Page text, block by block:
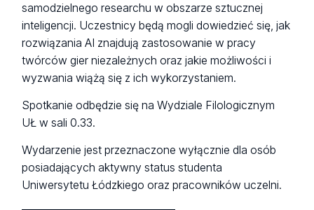
samodzielnego researchu w obszarze sztucznej
inteligencji. Uczestnicy będą mogli dowiedzieć się, jak
rozwiązania AI znajdują zastosowanie w pracy
twórców gier niezależnych oraz jakie możliwości i
wyzwania wiążą się z ich wykorzystaniem.
Spotkanie odbędzie się na Wydziale Filologicznym
UŁ w sali 0.33.
Wydarzenie jest przeznaczone wyłącznie dla osób
posiadających aktywny status studenta
Uniwersytetu Łódzkiego oraz pracowników uczelni.